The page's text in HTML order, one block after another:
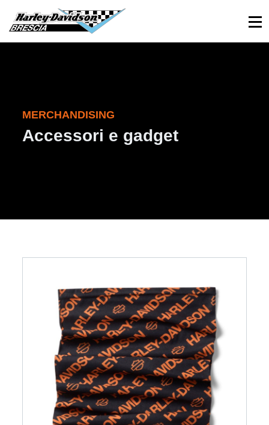
030 3366984 Viale Sant’Eufemia, 26 - Brescia
MERCHANDISING
Accessori e gadget